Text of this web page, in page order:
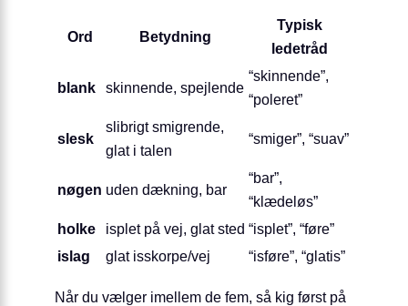
Ord Betydning
Typisk
ledetråd
blank skinnende, spejlende
“skinnende”,
“poleret”
slesk
slibrigt smigrende,
glat i talen
“smiger”, “suav”
nøgen uden dækning, bar
“bar”,
“klædeløs”
holke
isplet på vej, glat sted “isplet”, “føre”
islag
glat isskorpe/vej “isføre”, “glatis”
Når du vælger imellem de fem, så kig først på